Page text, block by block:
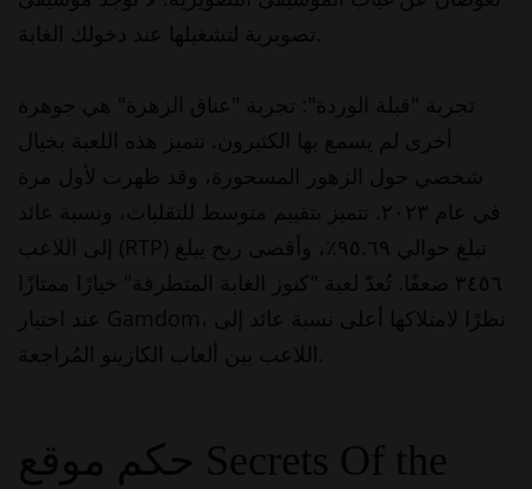
تجربة "قبلة الوردة": تجربة "عناق الزهرة" هي جوهرة
أخرى لم يسمع بها الكثيرون. تتميز هذه اللعبة بخيال
شخصي حول الزهور المسحورة، وقد ظهرت لأول مرة
في عام ٢٠٢٣. تتميز بتقييم متوسط للتقلبات، ونسبة عائد
٣٤٥٦ ضعفًا. تُعدّ لعبة "كنوز الغابة المتطرفة" خيارًا ممتازًا
حكم موقع Secrets Of the